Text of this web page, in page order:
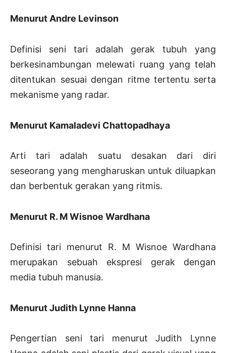
Menurut Andre Levinson
Definisi seni tari adalah gerak tubuh yang
berkesinambungan melewati ruang yang telah
ditentukan sesuai dengan ritme tertentu serta
mekanisme yang radar.
Menurut Kamaladevi Chattopadhaya
Arti tari adalah suatu desakan dari diri
seseorang yang mengharuskan untuk diluapkan
dan berbentuk gerakan yang ritmis.
Menurut R. M Wisnoe Wardhana
Definisi tari menurut R. M Wisnoe Wardhana
merupakan sebuah ekspresi gerak dengan
media tubuh manusia.
Menurut Judith Lynne Hanna
Pengertian seni tari menurut Judith Lynne